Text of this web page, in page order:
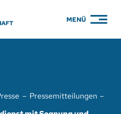
MENÜ
Pressemitteilungen